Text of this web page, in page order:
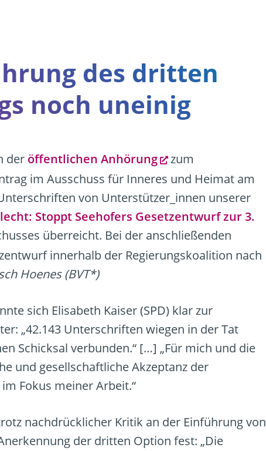
des dritten
noch uneinig
der öffentlichen Anhörung
zum
im Ausschuss für Inneres und Heimat am
von Unterstützer_innen unserer
Stoppt Seehofers Gesetzentwurf zur 3.
überreicht. Bei der anschließenden
innerhalb der Regierungskoalition nach
Hoenes (BVT*)
sich Elisabeth Kaiser (SPD) klar zur
„42.143 Unterschriften wiegen in der Tat
Schicksal verbunden.“ […] „Für mich und die
und gesellschaftliche Akzeptanz der
Fokus meiner Arbeit.“
nachdrücklicher Kritik an der Einführung von
der dritten Option fest: „Die